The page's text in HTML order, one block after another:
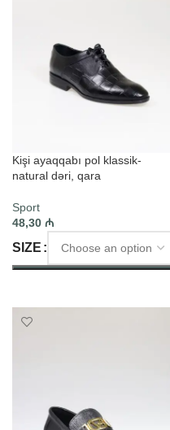
Kişi ayaqqabı pol klassik-
natural dəri, qara
Sport
48,30 ₼
SIZE